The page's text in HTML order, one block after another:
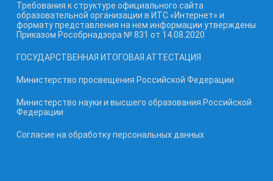
Требования к структуре официального сайта
образовательной организации в ИТС «Интернет» и
формату представления на нем информации утверждены
Приказом Рособрнадзора № 831 от 14.08.2020
ГОСУДАРСТВЕННАЯ ИТОГОВАЯ АТТЕСТАЦИЯ
Министерство просвещения Российской Федерации
Министерство науки и высшего образования Российской
Федерации
Согласие на обработку персональных данных